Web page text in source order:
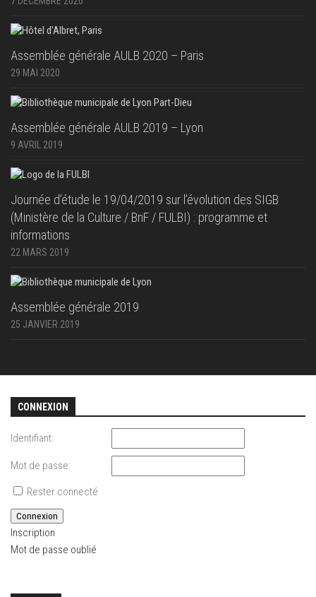
Assemblée générale AULB 2020 – Paris
29 MAI 2020
Assemblée générale AULB 2019 – Lyon
9 AVRIL 2019
Journée d’étude le 19/04/2019 sur l’évolution des SIGB
(Ministère de la Culture / BnF / FULBI) : programme et
informations
22 MARS 2019
Assemblée générale 2019
25 JANVIER 2019
CONNEXION
Identifiant:
Mot de passe:
Rester connecté
Connexion
Inscription
Mot de passe oublié